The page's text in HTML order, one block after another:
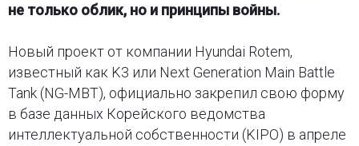
не только облик, но и принципы войны.
Новый проект от компании Hyundai Rotem,
известный как K3 или Next Generation Main Battle
Tank (NG-MBT), официально закрепил свою форму
в базе данных Корейского ведомства
интеллектуальной собственности (KIPO) в апреле